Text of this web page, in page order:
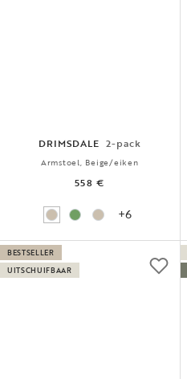
DRIMSDALE 2-pack
Armstoel, Beige/eiken
558 €
+6
BESTSELLER
UITSCHUIFBAAR